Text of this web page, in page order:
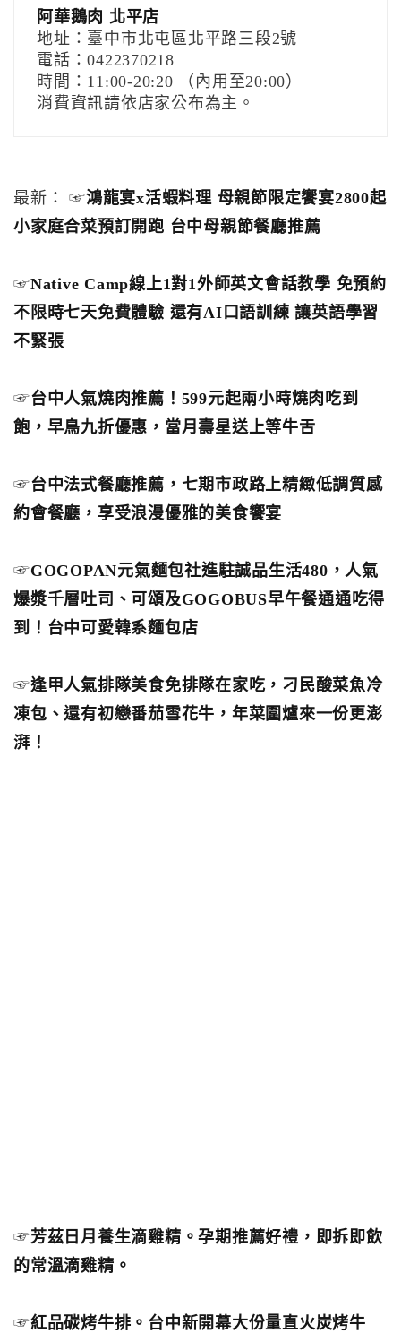
阿華鵝肉 北平店
地址：臺中市北屯區北平路三段2號
電話：0422370218
時間：11:00-20:20 （內用至20:00）
消費資訊請依店家公布為主。
最新： ☞鴻龍宴x活蝦料理 母親節限定饗宴2800起
小家庭合菜預訂開跑 台中母親節餐廳推薦
☞Native Camp線上1對1外師英文會話教學 免預約
不限時七天免費體驗 還有AI口語訓練 讓英語學習
不緊張
☞台中人氣燒肉推薦！599元起兩小時燒肉吃到
飽，早鳥九折優惠，當月壽星送上等牛舌
☞台中法式餐廳推薦，七期市政路上精緻低調質感
約會餐廳，享受浪漫優雅的美食饗宴
☞GOGOPAN元氣麵包社進駐誠品生活480，人氣
爆漿千層吐司、可頌及GOGOBUS早午餐通通吃得
到！台中可愛韓系麵包店
☞逢甲人氣排隊美食免排隊在家吃，刁民酸菜魚冷
凍包、還有初戀番茄雪花牛，年菜圍爐來一份更澎
湃！
☞芳茲日月養生滴雞精。孕期推薦好禮，即拆即飲
的常溫滴雞精。
☞紅品碳烤牛排。台中新開幕大份量直火炭烤牛